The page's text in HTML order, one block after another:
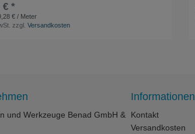
€ *
€ / Meter
zzgl.Versandkosten
und Werkzeuge Benad GmbH &
Informationen
Kontakt
Versandkosten